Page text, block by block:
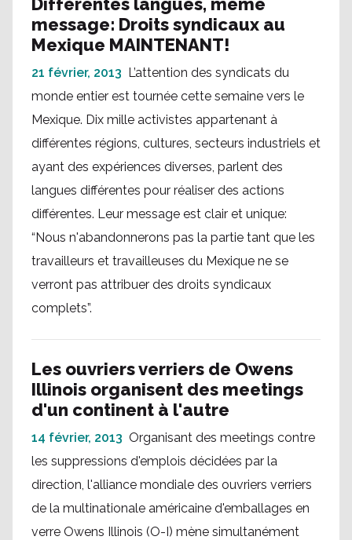
message: Droits syndicaux au
Mexique MAINTENANT!
21 février, 2013 L’attention des syndicats du
monde entier est tournée cette semaine vers le
Mexique. Dix mille activistes appartenant à
différentes régions, cultures, secteurs industriels et
ayant des expériences diverses, parlent des
langues différentes pour réaliser des actions
différentes. Leur message est clair et unique:
“Nous n'abandonnerons pas la partie tant que les
travailleurs et travailleuses du Mexique ne se
verront pas attribuer des droits syndicaux
complets”.
Les ouvriers verriers de Owens
Illinois organisent des meetings
d'un continent à l'autre
14 février, 2013 Organisant des meetings contre
les suppressions d'emplois décidées par la
direction, l'alliance mondiale des ouvriers verriers
de la multinationale américaine d'emballages en
verre Owens Illinois (O-I) mène simultanément